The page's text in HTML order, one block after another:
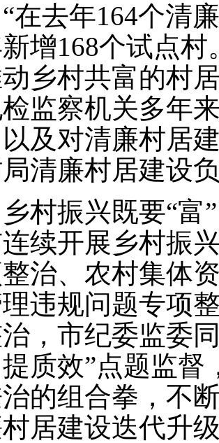
去年164个清廉
增168个试点
乡村共富的村
监察机关多年
及对清廉村居
清廉村居建设
振兴既要“富”
续开展乡村振
治、农村集体
理违规问题专项
，市纪委监委
质效”点题监督
的组合拳，不
居建设迭代升